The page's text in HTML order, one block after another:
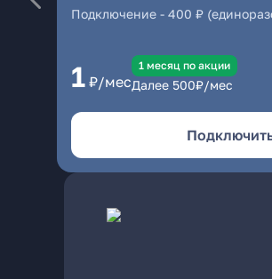
Подключение - 400 ₽
1 ₽/мес
1 месяц по акции
Далее 500₽/мес